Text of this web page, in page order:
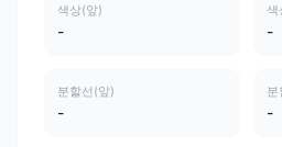
색상(앞)
-
색
-
분할선(앞)
-
분
-